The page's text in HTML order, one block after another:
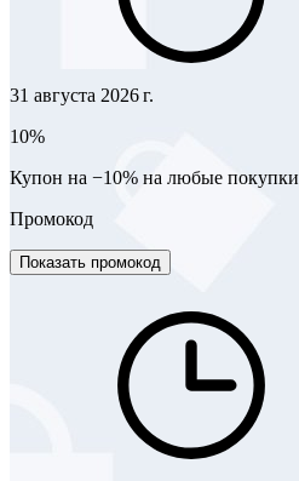
31 августа 2026 г.
10%
Купон на −10% на любые покупки
Промокод
Показать промокод